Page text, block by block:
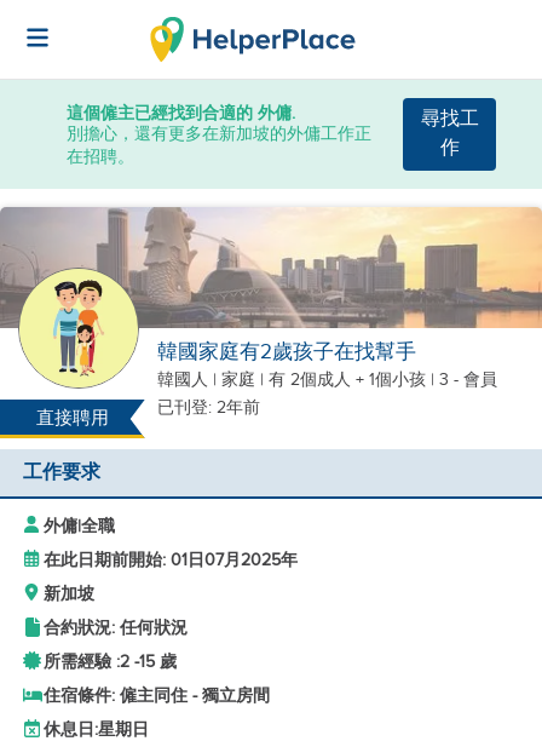
這個僱主已經找到合適的 外傭.
別擔心，還有更多在新加坡的外傭工作正
在招聘。
尋找工
作
直接聘用
韓國家庭有2歲孩子在找幫手
韓國人 | 家庭 | 有 2個成人 + 1個小孩 | 3 - 會員
已刊登: 2年前
工作要求
外傭|全職
在此日期前開始: 01日07月2025年
新加坡
合約狀況: 任何狀況
所需經驗 :2 -15 歲
住宿條件: 僱主同住 - 獨立房間
休息日:星期日